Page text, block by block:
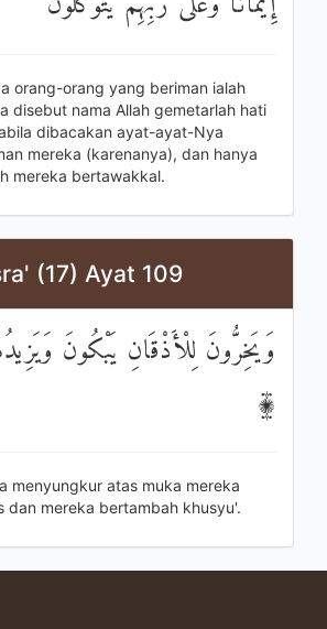
orang-orang yang beriman ialah
disebut nama Allah gemetarlah hati
dibacakan ayat-ayat-Nya
mereka (karenanya), dan hanya
mereka bertawakkal.
(17) Ayat 109
وَيَخِرُّونَ لِلْأَذْقَانِ يَبْكُونَ
۩
menyungkur atas muka mereka
dan mereka bertambah khusyu'.